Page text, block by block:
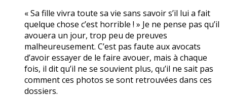
« Sa fille vivra toute sa vie sans savoir s’il lui a fait
quelque chose c’est horrible ! » Je ne pense pas qu’il
avouera un jour, trop peu de preuves
malheureusement. C’est pas faute aux avocats
d’avoir essayer de le faire avouer, mais à chaque
fois, il dit qu’il ne se souvient plus, qu’il ne sait pas
comment ces photos se sont retrouvées dans ces
dossiers.